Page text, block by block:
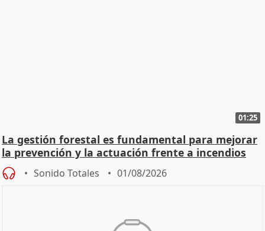
01:25
La gestión forestal es fundamental para mejorar
la prevención y la actuación frente a incendios
Sonido Totales 01/08/2026